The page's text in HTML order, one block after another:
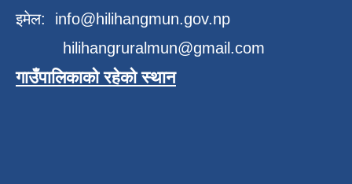
इमेल: info@hilihangmun.gov.np
hilihangruralmun@gmail.com
गाउँपालिकाको रहेको स्थान